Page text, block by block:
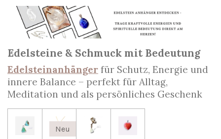
Edelsteine & Schmuck mit Bedeutung
Edelsteinanhänger für Schutz, Energie und
innere Balance – perfekt für Alltag,
Meditation und als persönliches Geschenk
Neu